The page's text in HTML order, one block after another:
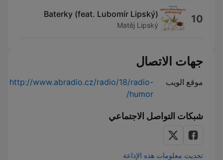
10
Baterky (feat. Lubomír Lipský)
Matěj Lipský
جهات الاتصال
موقع الويب
http://www.abradio.cz/radio/18/radio-
humor/
شبكات التواصل الاجتماعي
تحديث معلومات هذه الإذاعة